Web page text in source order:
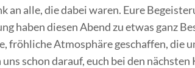
an alle, die dabei waren. Eure
haben diesen Abend zu etwas ganz
fröhliche Atmosphäre geschaffen, die
schon darauf, euch bei den